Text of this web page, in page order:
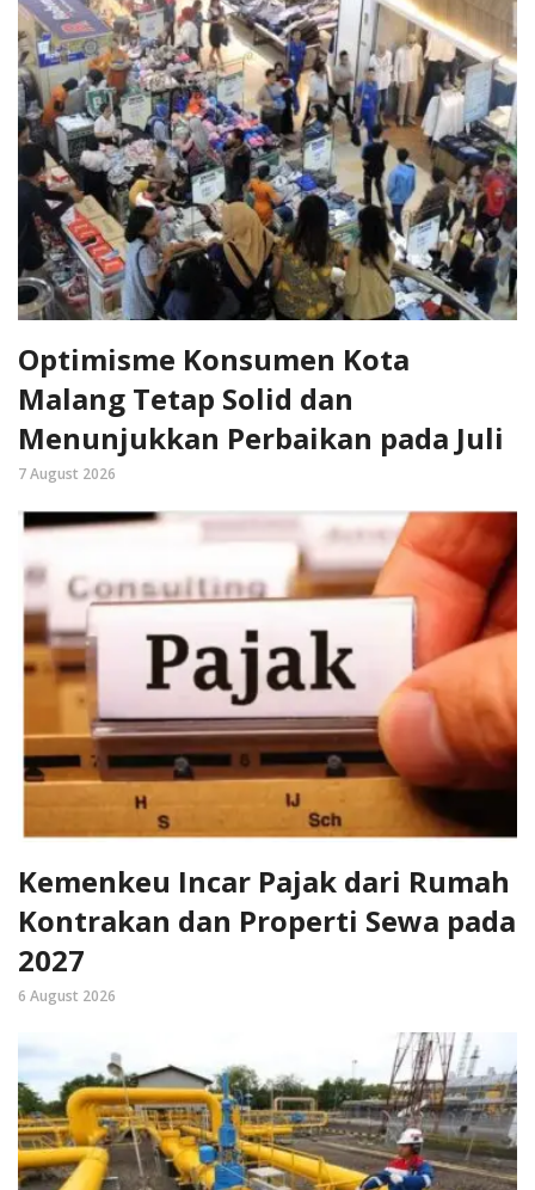
Optimisme Konsumen Kota
Malang Tetap Solid dan
Menunjukkan Perbaikan pada Juli
7 August 2026
Kemenkeu Incar Pajak dari Rumah
Kontrakan dan Properti Sewa pada
2027
6 August 2026